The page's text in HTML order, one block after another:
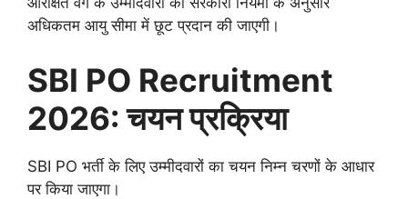
अधिकतम आयु सीमा में छूट प्रदान की जाएगी।
SBI PO Recruitment
2026: चयन प्रक्रिया
SBI PO भर्ती के लिए उम्मीदवारों का चयन निम्न चरणों के आधार
पर किया जाएगा।